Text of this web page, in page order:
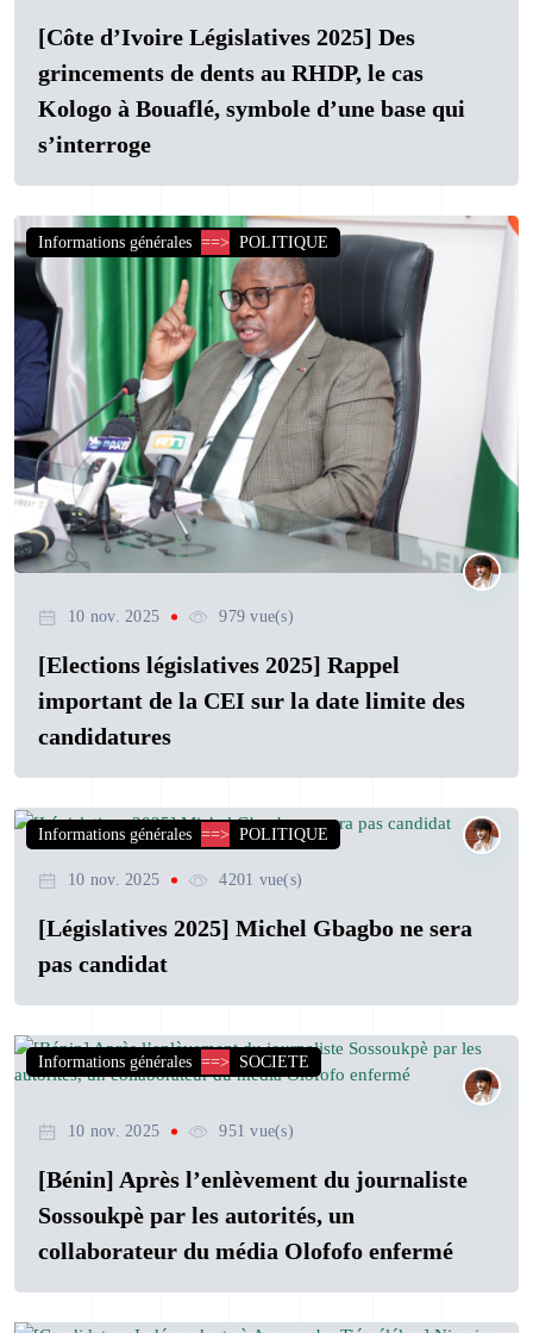
[Côte d’Ivoire Législatives 2025] Des
grincements de dents au RHDP, le cas
Kologo à Bouaflé, symbole d’une base qui
s’interroge
Informations générales ==> POLITIQUE
10 nov. 2025 979 vue(s)
[Elections législatives 2025] Rappel
important de la CEI sur la date limite des
candidatures
Informations générales ==> POLITIQUE
10 nov. 2025 4201 vue(s)
[Législatives 2025] Michel Gbagbo ne sera
pas candidat
Informations générales ==> SOCIETE
10 nov. 2025 951 vue(s)
[Bénin] Après l’enlèvement du journaliste
Sossoukpè par les autorités, un
collaborateur du média Olofofo enfermé